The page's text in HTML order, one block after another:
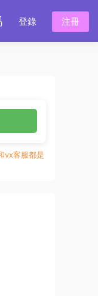
登錄 注冊
vx客服都是